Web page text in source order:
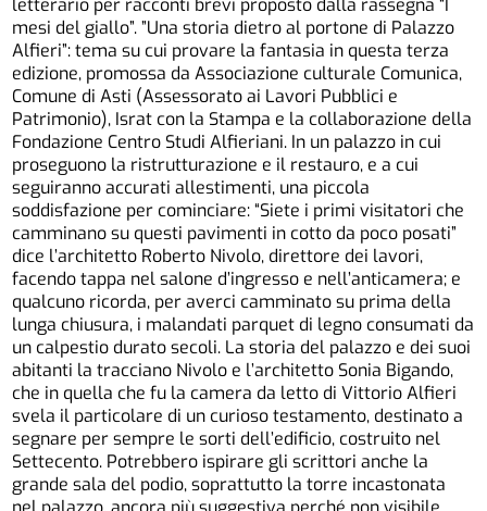
letterario per racconti brevi proposto dalla rassegna “I
mesi del giallo”. ”Una storia dietro al portone di Palazzo
Alfieri”: tema su cui provare la fantasia in questa terza
edizione, promossa da Associazione culturale Comunica,
Comune di Asti (Assessorato ai Lavori Pubblici e
Patrimonio), Israt con la Stampa e la collaborazione della
Fondazione Centro Studi Alfieriani. In un palazzo in cui
proseguono la ristrutturazione e il restauro, e a cui
seguiranno accurati allestimenti, una piccola
soddisfazione per cominciare: “Siete i primi visitatori che
camminano su questi pavimenti in cotto da poco posati”
dice l’architetto Roberto Nivolo, direttore dei lavori,
facendo tappa nel salone d’ingresso e nell’anticamera; e
qualcuno ricorda, per averci camminato su prima della
lunga chiusura, i malandati parquet di legno consumati da
un calpestio durato secoli. La storia del palazzo e dei suoi
abitanti la tracciano Nivolo e l’architetto Sonia Bigando,
che in quella che fu la camera da letto di Vittorio Alfieri
svela il particolare di un curioso testamento, destinato a
segnare per sempre le sorti dell’edificio, costruito nel
Settecento. Potrebbero ispirare gli scrittori anche la
grande sala del podio, soprattutto la torre incastonata